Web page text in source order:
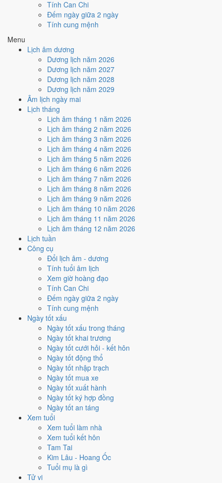
Tính Can Chi
Đếm ngày giữa 2 ngày
Tính cung mệnh
Menu
Lịch âm dương
Dương lịch năm 2026
Dương lịch năm 2027
Dương lịch năm 2028
Dương lịch năm 2029
Âm lịch ngày mai
Lịch tháng
Lịch âm tháng 1 năm 2026
Lịch âm tháng 2 năm 2026
Lịch âm tháng 3 năm 2026
Lịch âm tháng 4 năm 2026
Lịch âm tháng 5 năm 2026
Lịch âm tháng 6 năm 2026
Lịch âm tháng 7 năm 2026
Lịch âm tháng 8 năm 2026
Lịch âm tháng 9 năm 2026
Lịch âm tháng 10 năm 2026
Lịch âm tháng 11 năm 2026
Lịch âm tháng 12 năm 2026
Lịch tuần
Công cụ
Đổi lịch âm - dương
Tính tuổi âm lịch
Xem giờ hoàng đạo
Tính Can Chi
Đếm ngày giữa 2 ngày
Tính cung mệnh
Ngày tốt xấu
Ngày tốt xấu trong tháng
Ngày tốt khai trương
Ngày tốt cưới hỏi - kết hôn
Ngày tốt động thổ
Ngày tốt nhập trạch
Ngày tốt mua xe
Ngày tốt xuất hành
Ngày tốt ký hợp đồng
Ngày tốt an táng
Xem tuổi
Xem tuổi làm nhà
Xem tuổi kết hôn
Tam Tai
Kim Lâu - Hoang Ốc
Tuổi mụ là gì
Tử vi
Cách tính ngày tốt
Ký hợp đồng - giao ước
Rất tốt
Ký hợp đồng - giao ước hôm nay ở
Trực Thành và Ngày Hoàng Đạo
Cách tính ngày tốt
Động thổ - khởi công
Rất tốt
Động thổ - khởi công hôm nay ở
Trực Thành và Ngày Hoàng Đạo
Cách tính ngày tốt
Nhập trạch - vào nhà mới
Rất tốt
Nhập trạch - vào nhà mới hôm nay ở
Trực Thành và Ngày Hoàng Đạo
Cách tính ngày tốt
Mua xe - tậu xe
Rất tốt
Mua xe - tậu xe hôm nay ởmức rất tốt (9/10)
Thành và Ngày Hoàng Đạo.
Cách tính ngày tốt
✈️
Xuất hành - đi xa
9 /10Rất tốt
Xuất hành - đi xa hôm nay ở
Thành và Ngày Hoàng Đạo
Cách tính ngày tốt
Tìm hiểu cách chấm:Trực Thành nghĩa là gì
phân biệt Hoàng Đạo - Hắc Đạo
Điểm số tổng hợp từ Trực, Sao 28 Tú và Hoàng Đạo - Hắc Đạo.
sánh cả tháng
Nếu ngày 23/8/2028 không hợp
việc của bạn thì sao?
Ngày 23/8 tốt tổng thể nhưng không phải việc nào cũng thuận. Hai
việc bị chấm thấp nhất hôm nay làcắt tóc (4/10) và chữa bệnh
(tham khảo) (4/10). Có2 cách hạ rủi ro
Không cần dời ngày vì 30 ngày quanh 23/8/2028 không có ngày nào
điểm cao hơn 9.1/10của hôm nay. Việc
10/10
nên có thể đẩy sớm ngay trong ngày.
Coi việc vào giờ Hoàng Đạo trong chính ngày này.
Thìn (07h-09h)